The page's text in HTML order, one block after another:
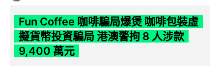
Fun Coffee 咖啡騙局爆煲 咖啡包裝虛
擬貨幣投資騙局 港澳警拘 8 人涉款
9,400 萬元